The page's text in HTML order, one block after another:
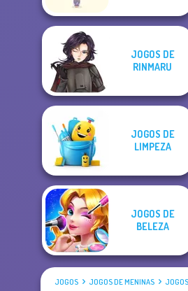
JOGOS DE
RINMARU
JOGOS DE
LIMPEZA
JOGOS DE
BELEZA
JOGOS JOGOS DE MENINAS